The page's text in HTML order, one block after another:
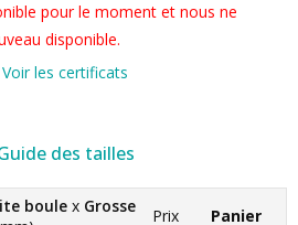
pour le moment et nous ne
disponible.
Voir les certificats
des tailles
boule x Grosse
Prix Panier